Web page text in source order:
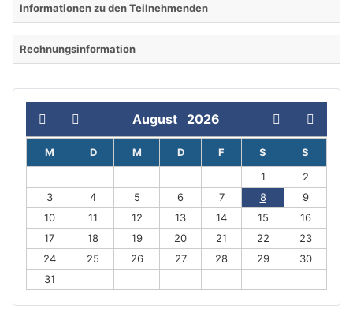
August 2026
M D M D F S
S
1
2
3
4 5 6 7 8
9
10
11 12 13 14 15
16
17
18 19 20 21 22
23
24
25 26 27 28 29
30
31
Informationen zu den Teilnehmenden
Rechnungsinformation